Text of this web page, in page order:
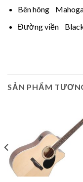
Bên hông
Đường viền
SẢN PHẨM